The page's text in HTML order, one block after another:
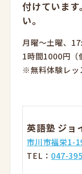
付けていま
い。
月曜～土曜、
1時間1000円（
※無料体験レッ
英語塾 ジョ
市川市福栄1-
TEL： 047-